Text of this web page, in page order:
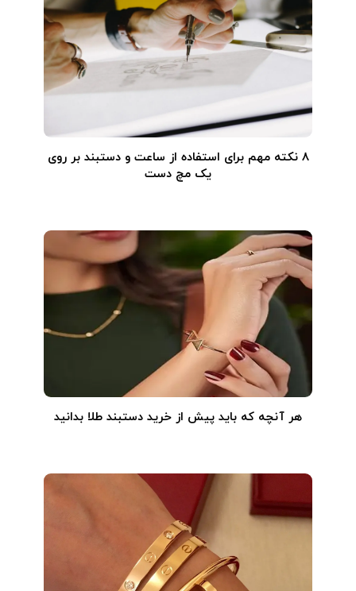
۸ نکته مهم برای استفاده از ساعت و دستبند بر روی
یک مچ دست
هر آنچه که باید پیش از خرید دستبند طلا بدانید